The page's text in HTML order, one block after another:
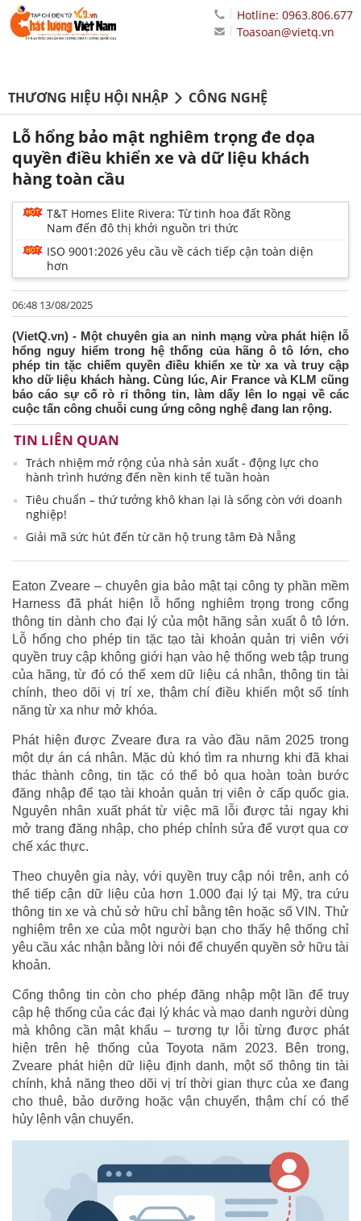
Hotline: 0963.806.677
Toasoan@vietq.vn
THƯƠNG HIỆU HỘI NHẬP CÔNG NGHỆ
Lỗ hổng bảo mật nghiêm trọng đe dọa
quyền điều khiển xe và dữ liệu khách
hàng toàn cầu
T&T Homes Elite Rivera: Từ tinh hoa đất Rồng
Nam đến đô thị khởi nguồn tri thức
ISO 9001:2026 yêu cầu về cách tiếp cận toàn diện
hơn
06:48 13/08/2025
(VietQ.vn) - Một chuyên gia an ninh mạng vừa phát hiện lỗ
hổng nguy hiểm trong hệ thống của hãng ô tô lớn, cho
phép tin tặc chiếm quyền điều khiển xe từ xa và truy cập
kho dữ liệu khách hàng. Cùng lúc, Air France và KLM cũng
báo cáo sự cố rò rỉ thông tin, làm dấy lên lo ngại về các
cuộc tấn công chuỗi cung ứng công nghệ đang lan rộng.
TIN LIÊN QUAN
Trách nhiệm mở rộng của nhà sản xuất - động lực cho
hành trình hướng đến nền kinh tế tuần hoàn
Tiêu chuẩn – thứ tưởng khô khan lại là sống còn với doanh
nghiệp!
Giải mã sức hút đến từ căn hộ trung tâm Đà Nẵng
Eaton Zveare – chuyên gia bảo mật tại công ty phần mềm
Harness đã phát hiện lỗ hổng nghiêm trọng trong cổng
thông tin dành cho đại lý của một hãng sản xuất ô tô lớn.
Lỗ hổng cho phép tin tặc tạo tài khoản quản trị viên với
quyền truy cập không giới hạn vào hệ thống web tập trung
của hãng, từ đó có thể xem dữ liệu cá nhân, thông tin tài
chính, theo dõi vị trí xe, thậm chí điều khiển một số tính
năng từ xa như mở khóa.
Phát hiện được Zveare đưa ra vào đầu năm 2025 trong
một dự án cá nhân. Mặc dù khó tìm ra nhưng khi đã khai
thác thành công, tin tặc có thể bỏ qua hoàn toàn bước
đăng nhập để tạo tài khoản quản trị viên ở cấp quốc gia.
Nguyên nhân xuất phát từ việc mã lỗi được tải ngay khi
mở trang đăng nhập, cho phép chỉnh sửa để vượt qua cơ
chế xác thực.
Theo chuyên gia này, với quyền truy cập nói trên, anh có
thể tiếp cận dữ liệu của hơn 1.000 đại lý tại Mỹ, tra cứu
thông tin xe và chủ sở hữu chỉ bằng tên hoặc số VIN. Thử
nghiệm trên xe của một người bạn cho thấy hệ thống chỉ
yêu cầu xác nhận bằng lời nói để chuyển quyền sở hữu tài
khoản.
Cổng thông tin còn cho phép đăng nhập một lần để truy
cập hệ thống của các đại lý khác và mạo danh người dùng
mà không cần mật khẩu – tương tự lỗi từng được phát
hiện trên hệ thống của Toyota năm 2023. Bên trong,
Zveare phát hiện dữ liệu định danh, một số thông tin tài
chính, khả năng theo dõi vị trí thời gian thực của xe đang
cho thuê, bảo dưỡng hoặc vận chuyển, thậm chí có thể
hủy lệnh vận chuyển.